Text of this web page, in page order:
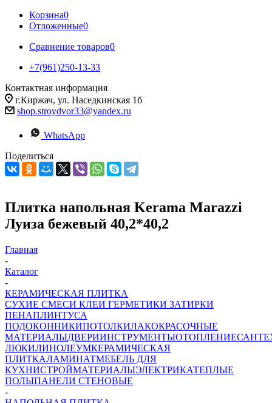
Корзина0
Отложенные0
Сравнение товаров0
+7(961)250-13-33
Контактная информация
г.Киржач, ул. Наседкинская 1б
shop.stroydvor33@yandex.ru
WhatsApp
Поделиться
Плитка напольная Kerama Marazzi
Луиза бежевый 40,2*40,2
Главная
-
Каталог
-
КЕРАМИЧЕСКАЯ ПЛИТКА
СУХИЕ СМЕСИ КЛЕИ ГЕРМЕТИКИ ЗАТИРКИ
ПЕНАПЛИНТУСА
ПОДОКОННИКИПОТОЛКИЛАКОКРАСОЧНЫЕ
МАТЕРИАЛЫДВЕРИИНСТРУМЕНТЫОТОПЛЕНИЕ
ЛЮКИЛИНОЛЕУМКЕРАМИЧЕСКАЯ
ПЛИТКАЛАМИНАТМЕБЕЛЬ ДЛЯ
КУХНИСТРОЙМАТЕРИАЛЫЭЛЕКТРИКАТЕПЛЫЕ
ПОЛЫПАНЕЛИ СТЕНОВЫЕ
-